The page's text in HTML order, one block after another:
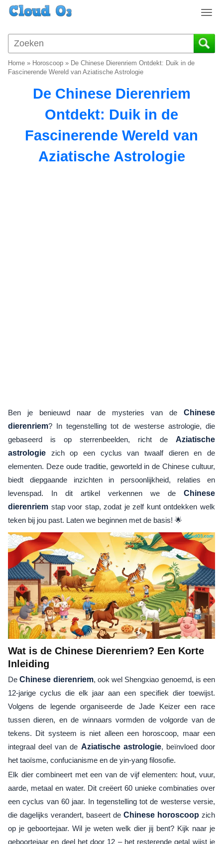
T
g
g
Home » Horoscoop » De Chinese Dierenriem Ontdekt: Duik in de
Fascinerende Wereld van Aziatische Astrologie
De Chinese Dierenriem
Ontdekt: Duik in de
Fascinerende Wereld van
Aziatische Astrologie
Ben je benieuwd naar de mysteries van de Chinese
dierenriem? In tegenstelling tot de westerse astrologie, die
gebaseerd is op sterrenbeelden, richt de Aziatische
astrologie zich op een cyclus van twaalf dieren en de
elementen. Deze oude traditie, geworteld in de Chinese cultuur,
biedt diepgaande inzichten in persoonlijkheid, relaties en
levenspad. In dit artikel verkennen we de Chinese
dierenriem stap voor stap, zodat je zelf kunt ontdekken welk
teken bij jou past. Laten we beginnen met de basis! 🌟
Wat is de Chinese Dierenriem? Een Korte
Inleiding
DeChinese dierenriem, ook wel Shengxiao genoemd, is een
12-jarige cyclus die elk jaar aan een specifiek dier toewijst.
Volgens de legende organiseerde de Jade Keizer een race
tussen dieren, en de winnaars vormden de volgorde van de
tekens. Dit systeem is niet alleen een horoscoop, maar een
integraal deel van de Aziatische astrologie, beïnvloed door
het taoïsme, confucianisme en de yin-yang filosofie.
Elk dier combineert met een van de vijf elementen: hout, vuur,
aarde, metaal en water. Dit creëert 60 unieke combinaties over
een cyclus van 60 jaar. In tegenstelling tot de westerse versie,
die dagelijks verandert, baseert de Chinese horoscoop zich
op je geboortejaar. Wil je weten welk dier jij bent? Kijk naar je
geboortejaar en deel het door 12 – het resterende getal wijst je